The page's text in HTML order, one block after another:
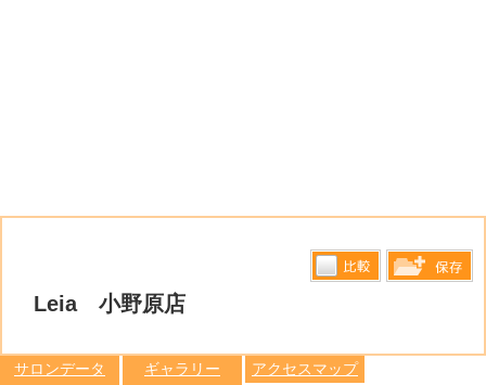
Leia 小野原店
サロンデータ ギャラリー
アクセスマップ